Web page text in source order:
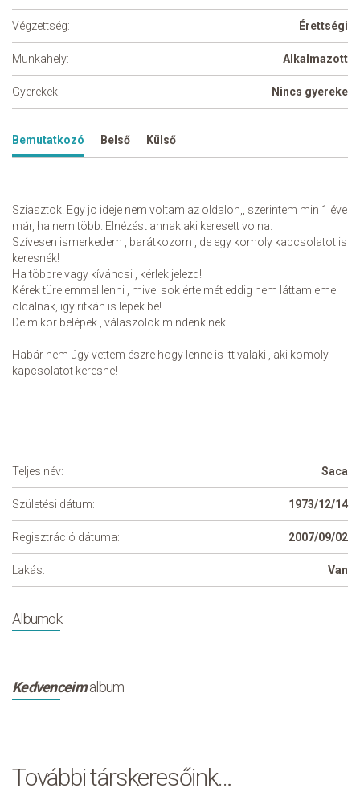
Végzettség: Érettségi
Munkahely: Alkalmazott
Gyerekek: Nincs gyereke
Bemutatkozó Belső Külső
Sziasztok! Egy jo ideje nem voltam az oldalon,, szerintem min 1 éve
már, ha nem több. Elnézést annak aki keresett volna.
Szívesen ismerkedem , barátkozom , de egy komoly kapcsolatot is
keresnék!
Ha többre vagy kíváncsi , kérlek jelezd!
Kérek türelemmel lenni , mivel sok értelmét eddig nem láttam eme
oldalnak, igy ritkán is lépek be!
De mikor belépek , válaszolok mindenkinek!
Habár nem úgy vettem észre hogy lenne is itt valaki , aki komoly
kapcsolatot keresne!
Teljes név: Saca
Születési dátum: 1973/12/14
Regisztráció dátuma: 2007/09/02
Lakás: Van
Albumok
Kedvenceimalbum
További társkeresőink…